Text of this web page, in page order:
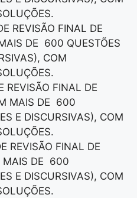
REVISÃO FINAL DE
DE 600 QUESTÕES
COM
REVISÃO FINAL DE
MAIS DE 600
E DISCURSIVAS), COM
REVISÃO FINAL DE
MAIS DE 600
E DISCURSIVAS), COM